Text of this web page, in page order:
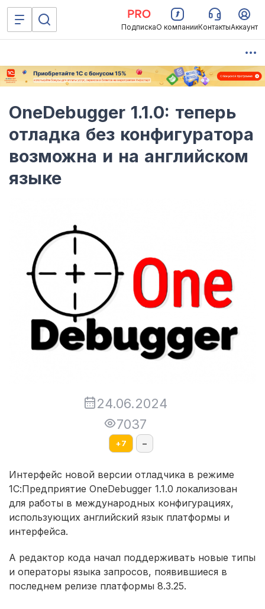
ПодпискаО компанииКонтактыАккаунт
OneDebugger 1.1.0: теперь
отладка без конфигуратора
возможна и на английском
языке
24.06.2024
7037
+7 –
Интерфейс новой версии отладчика в режиме
1С:Предприятие OneDebugger 1.1.0 локализован
для работы в международных конфигурациях,
использующих английский язык платформы и
интерфейса.
А редактор кода начал поддерживать новые типы
и операторы языка запросов, появившиеся в
последнем релизе платформы 8.3.25.